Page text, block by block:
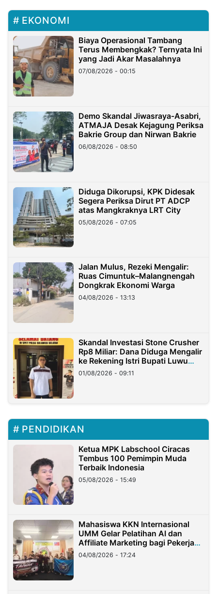
EKONOMI
Biaya Operasional Tambang
Terus Membengkak? Ternyata Ini
yang Jadi Akar Masalahnya
07/08/2026 - 00:15
Demo Skandal Jiwasraya-Asabri,
ATMAJA Desak Kejagung Periksa
Bakrie Group dan Nirwan Bakrie
06/08/2026 - 08:50
Diduga Dikorupsi, KPK Didesak
Segera Periksa Dirut PT ADCP
atas Mangkraknya LRT City
05/08/2026 - 07:05
Jalan Mulus, Rezeki Mengalir:
Ruas Cimuntuk–Malangnengah
Dongkrak Ekonomi Warga
04/08/2026 - 13:13
Skandal Investasi Stone Crusher
Rp8 Miliar: Dana Diduga Mengalir
ke Rekening Istri Bupati Luwu
Timur
01/08/2026 - 09:11
PENDIDIKAN
Ketua MPK Labschool Ciracas
Tembus 100 Pemimpin Muda
Terbaik Indonesia
05/08/2026 - 15:49
Mahasiswa KKN Internasional
UMM Gelar Pelatihan AI dan
Affiliate Marketing bagi Pekerja
Migran Indonesia di Taiwan
04/08/2026 - 17:24